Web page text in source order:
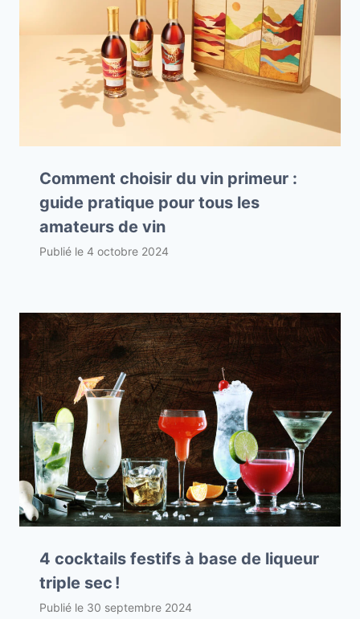
Comment choisir du vin primeur :
guide pratique pour tous les
amateurs de vin
Publié le 4 octobre 2024
4 cocktails festifs à base de liqueur
triple sec !
Publié le 30 septembre 2024